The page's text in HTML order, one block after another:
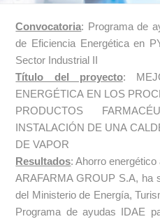
Convocatoria: Programa de
de Eficiencia Energética en
Sector Industrial II
Título del proyecto:
ENERGÉTICA EN LOS
PRODUCTOS
INSTALACIÓN DE UNA
DE VAPOR
Resultados: Ahorro
ARAFARMA GROUP S.A, ha
del Ministerio de Energía,
Programa de ayudas IDAE